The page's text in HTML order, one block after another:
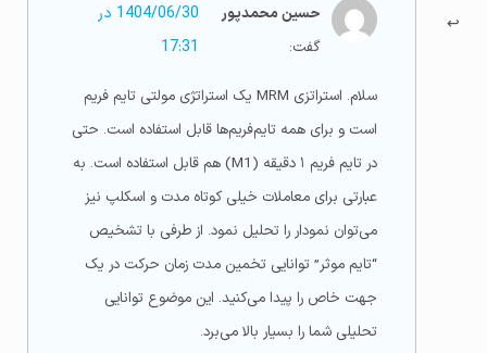
حسین محمدپور
گفت:
1404/06/30 در
17:31
سلام. استراتزی MRM یک استراتژی مولتی تایم فریم
است و برای همه تایم‌فریم‌ها قابل استفاده است. حتی
در تایم فریم ۱ دقیقه (M1) هم قابل استفاده است. به
عبارتی برای معاملات خیلی کوتاه مدت و اسکلپ نیز
می‌توان نمودار را تحلیل نمود. از طرفی با تشخیص
“تایم موثر” توانایی تخمین مدت زمان حرکت در یک
جهت خاص را پیدا می‌کنید. این موضوع توانایی
تحلیلی شما را بسیار بالا می‌برد.